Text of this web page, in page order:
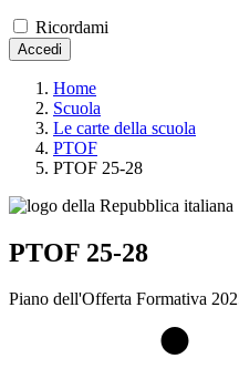
Ricordami
Accedi
Home
Scuola
Le carte della scuola
PTOF
PTOF 25-28
PTOF 25-28
Piano dell'Offerta Formativa